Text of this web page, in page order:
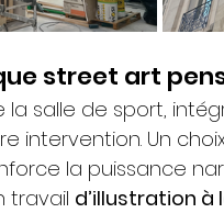
street art
la salle de sport,
intervention. Un
la puissance
travail d’illustration à